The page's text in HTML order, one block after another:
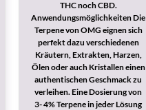
THC noch CBD.
Anwendungsmöglichkeiten Die
Terpene von OMG eignen sich
perfekt dazu verschiedenen
Kräutern, Extrakten, Harzen,
Ölen oder auch Kristallen einen
authentischen Geschmack zu
verleihen. Eine Dosierung von
3- 4% Terpene in jeder Lösung